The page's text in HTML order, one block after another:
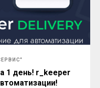
1 день! r_keeper